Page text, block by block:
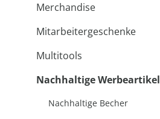
Merchandise
Mitarbeitergeschenke
Multitools
Nachhaltige Werbeartikel
Nachhaltige Becher